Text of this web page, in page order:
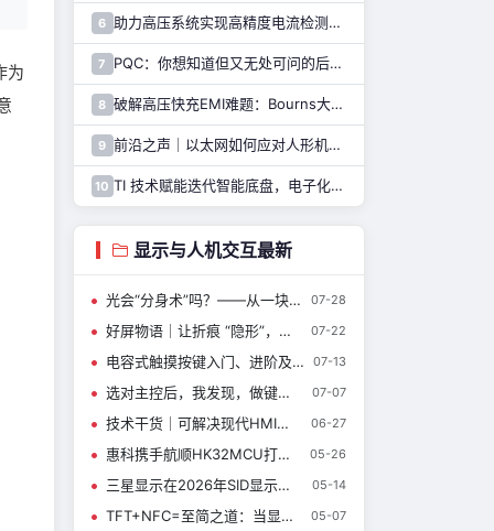
为
6 助力高压系统实现高精度电流检测，纳芯微推出NSM2051集成式霍尔电流传感器
7 PQC：你想知道但又无处可问的后量子密码干货都在这里了
8 破解高压快充EMI难题：Bourns大电流车规电感解决方案
9 前沿之声｜以太网如何应对人形机器人通信挑战—— TI 以太网产品系列助力解决
10 TI 技术赋能迭代智能底盘，电子化重构整车行驶逻辑与驾乘体验
显示与人机交互最新
光会“分身术”吗？——从一块方解石到光子芯片的双折射之旅 07-28
好屏物语｜让折痕 “隐形”，以全链路创新开启折叠屏 “极致好用”体验 07-22
电容式触摸按键入门、进阶及图形化开发 07-13
选对主控后，我发现，做键盘原来如此简单…… 07-07
技术干货｜可解决现代HMI设计挑战的创新MCU解决方案 06-27
惠科携手航顺HK32MCU打造区域调光方案 05-26
三星显示在2026年SID显示周上展示新一代创新技术 05-14
TFT+NFC=至简之道：当显示屏学会“隔空对话” 05-07